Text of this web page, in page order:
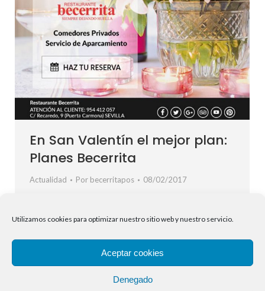
Utilizamos cookies para optimizar nuestro sitio web y nuestro servicio.
Aceptar cookies
Denegado
En San Valentín el mejor plan:
Planes Becerrita
Actualidad Por becerritapos 08/02/2017
inolvidable. Regala experiencias únicas con nuestros
PLAN BECERRITA 47 (ver detalles del plan)
Restaurante Becerrita C/ Recaredo, 9 (Puerta